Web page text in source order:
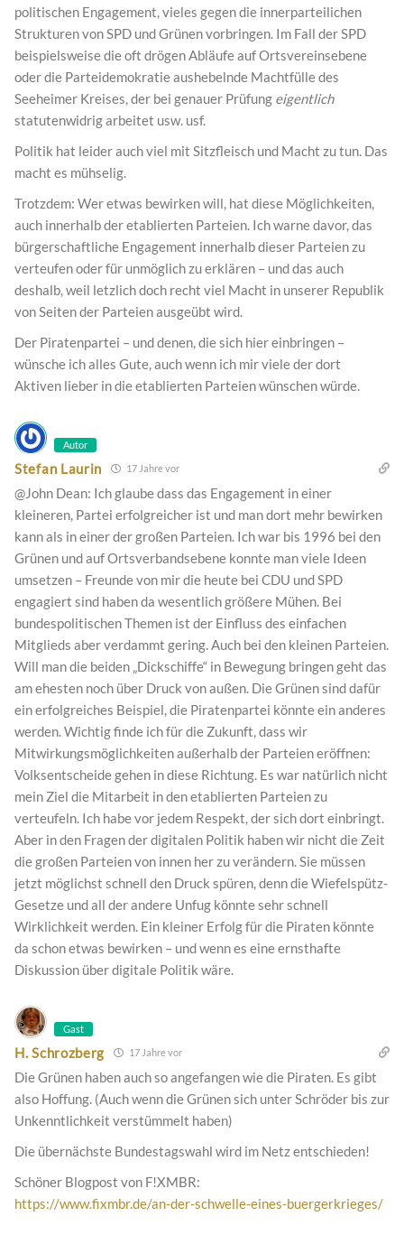
politischen Engagement, vieles gegen die innerparteilichen
Strukturen von SPD und Grünen vorbringen. Im Fall der SPD
beispielsweise die oft drögen Abläufe auf Ortsvereinsebene
oder die Parteidemokratie aushebelnde Machtfülle des
Seeheimer Kreises, der bei genauer Prüfung eigentlich
statutenwidrig arbeitet usw. usf.
Politik hat leider auch viel mit Sitzfleisch und Macht zu tun. Das
macht es mühselig.
Trotzdem: Wer etwas bewirken will, hat diese Möglichkeiten,
auch innerhalb der etablierten Parteien. Ich warne davor, das
bürgerschaftliche Engagement innerhalb dieser Parteien zu
verteufen oder für unmöglich zu erklären – und das auch
deshalb, weil letzlich doch recht viel Macht in unserer Republik
von Seiten der Parteien ausgeübt wird.
Der Piratenpartei – und denen, die sich hier einbringen –
wünsche ich alles Gute, auch wenn ich mir viele der dort
Aktiven lieber in die etablierten Parteien wünschen würde.
Autor
Stefan Laurin 17 Jahre vor
@John Dean: Ich glaube dass das Engagement in einer
kleineren, Partei erfolgreicher ist und man dort mehr bewirken
kann als in einer der großen Parteien. Ich war bis 1996 bei den
Grünen und auf Ortsverbandsebene konnte man viele Ideen
umsetzen – Freunde von mir die heute bei CDU und SPD
engagiert sind haben da wesentlich größere Mühen. Bei
bundespolitischen Themen ist der Einfluss des einfachen
Mitglieds aber verdammt gering. Auch bei den kleinen Parteien.
Will man die beiden „Dickschiffe“ in Bewegung bringen geht das
am ehesten noch über Druck von außen. Die Grünen sind dafür
ein erfolgreiches Beispiel, die Piratenpartei könnte ein anderes
werden. Wichtig finde ich für die Zukunft, dass wir
Mitwirkungsmöglichkeiten außerhalb der Parteien eröffnen:
Volksentscheide gehen in diese Richtung. Es war natürlich nicht
mein Ziel die Mitarbeit in den etablierten Parteien zu
verteufeln. Ich habe vor jedem Respekt, der sich dort einbringt.
Aber in den Fragen der digitalen Politik haben wir nicht die Zeit
die großen Parteien von innen her zu verändern. Sie müssen
jetzt möglichst schnell den Druck spüren, denn die Wiefelspütz-
Gesetze und all der andere Unfug könnte sehr schnell
Wirklichkeit werden. Ein kleiner Erfolg für die Piraten könnte
da schon etwas bewirken – und wenn es eine ernsthafte
Diskussion über digitale Politik wäre.
Gast
H. Schrozberg 17 Jahre vor
Die Grünen haben auch so angefangen wie die Piraten. Es gibt
also Hoffung. (Auch wenn die Grünen sich unter Schröder bis zur
Unkenntlichkeit verstümmelt haben)
Die übernächste Bundestagswahl wird im Netz entschieden!
Schöner Blogpost von F!XMBR:
https://www.fixmbr.de/an-der-schwelle-eines-buergerkrieges/